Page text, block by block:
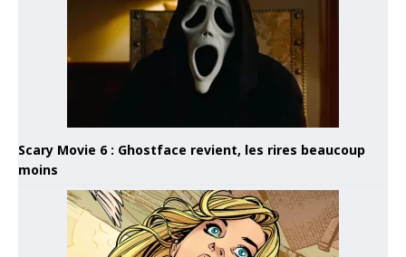
Scary Movie 6 : Ghostface revient, les rires beaucoup
moins